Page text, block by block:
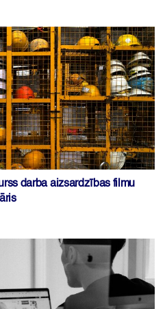
darba aizsardzības filmu